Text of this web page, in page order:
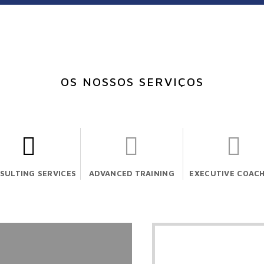
OS NOSSOS SERVIÇOS
SERVICES ADVANCED TRAINING EXECUTIVE